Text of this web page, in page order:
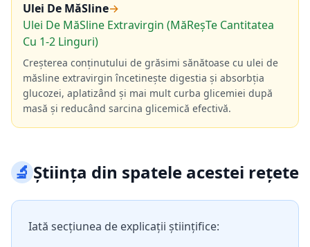
Ulei De MăSline→
Ulei De MăSline Extravirgin (MăReșTe Cantitatea
Cu 1-2 Linguri)
Creșterea conținutului de grăsimi sănătoase cu ulei de
măsline extravirgin încetinește digestia și absorbția
glucozei, aplatizând și mai mult curba glicemiei după
masă și reducând sarcina glicemică efectivă.
🔬Știința din spatele acestei rețete
Iată secțiunea de explicații științifice: